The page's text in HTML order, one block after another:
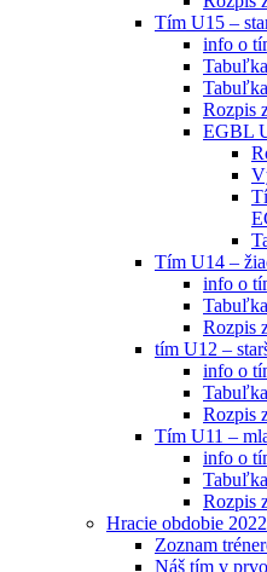
Tím U15 –
info o
Rozpis
EGBL
Tím U14 –
info o
Rozpis
tím U12 –
info o
Rozpis
Tím U11 –
info o
Rozpis
Hracie obdobie
Zoznam
Náš tím v